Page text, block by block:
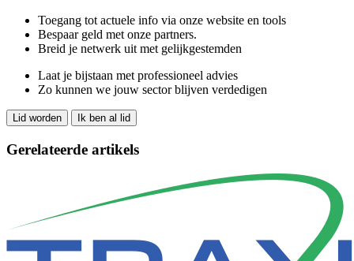
Toegang tot actuele info via onze website en tools
Bespaar geld met onze partners.
Breid je netwerk uit met gelijkgestemden
Laat je bijstaan met professioneel advies
Zo kunnen we jouw sector blijven verdedigen
Lid worden Ik ben al lid
Gerelateerde artikels